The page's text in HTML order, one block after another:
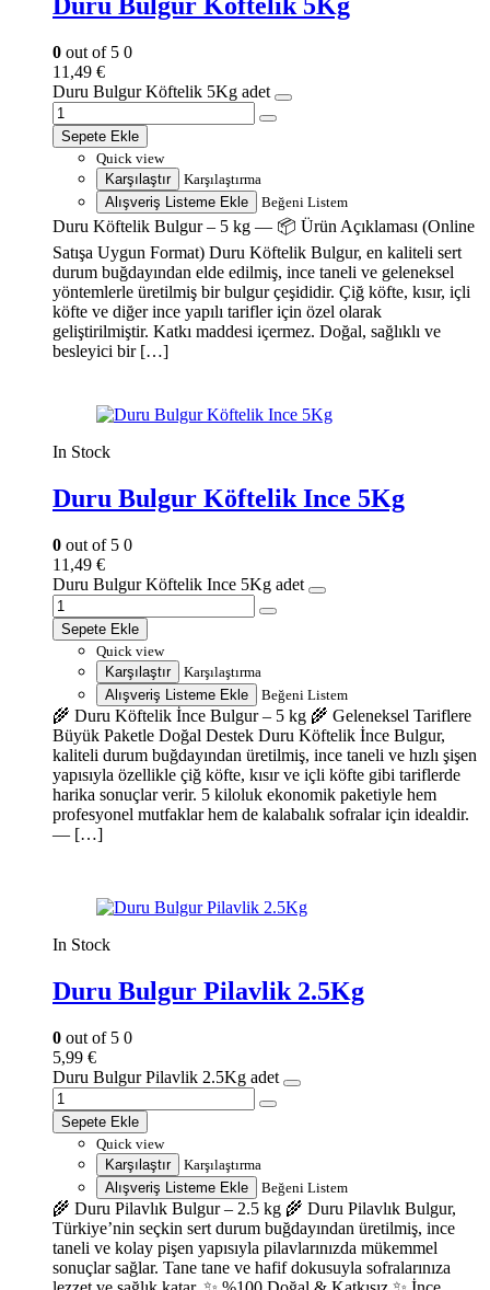
0 out of 5 0
11,49 €
Duru Bulgur Köftelik 5Kg adet
Sepete Ekle
Quick view
Karşılaştır
Karşılaştırma
Alışveriş Listeme Ekle
Beğeni Listem
Duru Köftelik Bulgur – 5 kg — 📦 Ürün Açıklaması (Online
Satışa Uygun Format) Duru Köftelik Bulgur, en kaliteli sert
durum buğdayından elde edilmiş, ince taneli ve geleneksel
yöntemlerle üretilmiş bir bulgur çeşididir. Çiğ köfte, kısır, içli
köfte ve diğer ince yapılı tarifler için özel olarak
geliştirilmiştir. Katkı maddesi içermez. Doğal, sağlıklı ve
besleyici bir […]
In Stock
Duru Bulgur Köftelik Ince 5Kg
0 out of 5 0
11,49 €
Duru Bulgur Köftelik Ince 5Kg adet
Sepete Ekle
Quick view
Karşılaştır
Karşılaştırma
Alışveriş Listeme Ekle
Beğeni Listem
🌾 Duru Köftelik İnce Bulgur – 5 kg 🌾 Geleneksel Tariflere
Büyük Paketle Doğal Destek Duru Köftelik İnce Bulgur,
kaliteli durum buğdayından üretilmiş, ince taneli ve hızlı şişen
yapısıyla özellikle çiğ köfte, kısır ve içli köfte gibi tariflerde
harika sonuçlar verir. 5 kiloluk ekonomik paketiyle hem
profesyonel mutfaklar hem de kalabalık sofralar için idealdir.
— […]
In Stock
Duru Bulgur Pilavlik 2.5Kg
0 out of 5 0
5,99 €
Duru Bulgur Pilavlik 2.5Kg adet
Sepete Ekle
Quick view
Karşılaştır
Karşılaştırma
Alışveriş Listeme Ekle
Beğeni Listem
🌾 Duru Pilavlık Bulgur – 2.5 kg 🌾 Duru Pilavlık Bulgur,
Türkiye’nin seçkin sert durum buğdayından üretilmiş, ince
taneli ve kolay pişen yapısıyla pilavlarınızda mükemmel
sonuçlar sağlar. Tane tane ve hafif dokusuyla sofralarınıza